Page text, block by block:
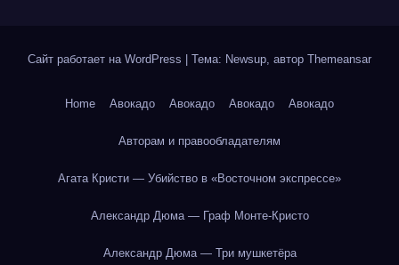
Сайт работает на WordPress Тема: Newsup, автор Themeansar
Home Авокадо Авокадо Авокадо Авокадо
Авторам и правообладателям
Агата Кристи — Убийство в «Восточном экспрессе»
Александр Дюма — Граф Монте-Кристо
Александр Дюма — Три мушкетёра